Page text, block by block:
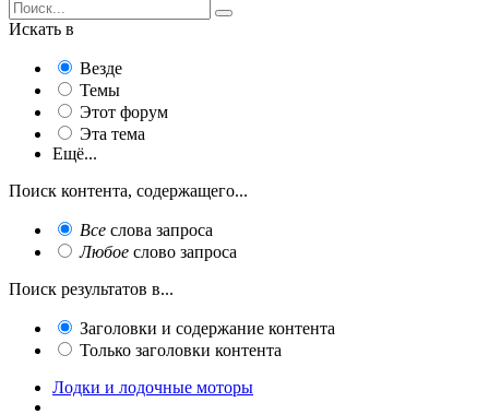
Искать в
Везде
Темы
Этот форум
Эта тема
Ещё...
Поиск контента, содержащего...
Все слова запроса
Любое слово запроса
Поиск результатов в...
Заголовки и содержание контента
Только заголовки контента
Лодки и лодочные моторы